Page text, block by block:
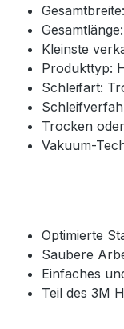
Kleinste
Produkttyp:
Schleifart:
Trocken
Vakuum-
Optimierte
Saubere
Einfaches
Teil des 3M